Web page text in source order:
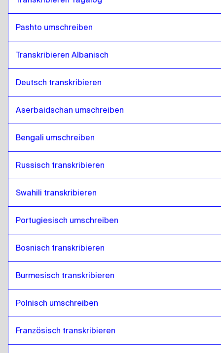
Pashto umschreiben
Transkribieren Albanisch
Deutsch transkribieren
Aserbaidschan umschreiben
Bengali umschreiben
Russisch transkribieren
Swahili transkribieren
Portugiesisch umschreiben
Bosnisch transkribieren
Burmesisch transkribieren
Polnisch umschreiben
Französisch transkribieren